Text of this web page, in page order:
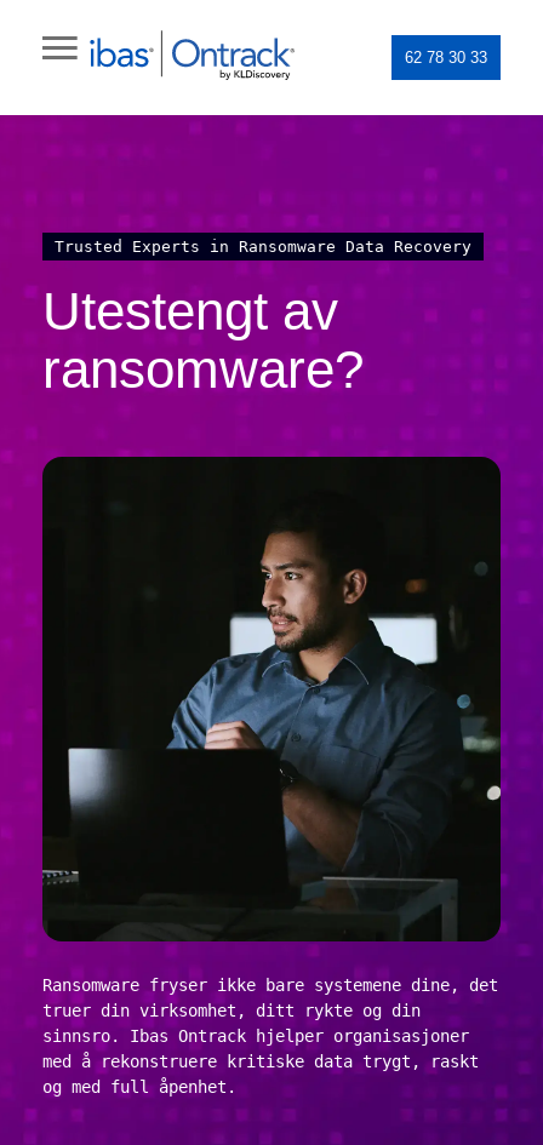
62 78 30 33
Trusted Experts in Ransomware Data Recovery
Utestengt av
ransomware?
Ransomware fryser ikke bare systemene dine, det
truer din virksomhet, ditt rykte og din
sinnsro. Ibas Ontrack hjelper organisasjoner
med å rekonstruere kritiske data trygt, raskt
og med full åpenhet.